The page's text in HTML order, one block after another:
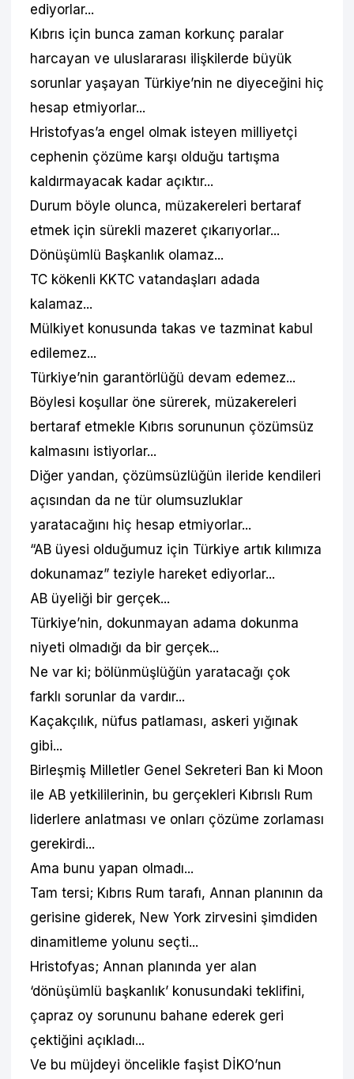
ediyorlar...
Kıbrıs için bunca zaman korkunç paralar
harcayan ve uluslararası ilişkilerde büyük
sorunlar yaşayan Türkiye’nin ne diyeceğini hiç
hesap etmiyorlar...
Hristofyas’a engel olmak isteyen milliyetçi
cephenin çözüme karşı olduğu tartışma
kaldırmayacak kadar açıktır...
Durum böyle olunca, müzakereleri bertaraf
etmek için sürekli mazeret çıkarıyorlar...
Dönüşümlü Başkanlık olamaz...
TC kökenli KKTC vatandaşları adada
kalamaz...
Mülkiyet konusunda takas ve tazminat kabul
edilemez...
Türkiye’nin garantörlüğü devam edemez...
Böylesi koşullar öne sürerek, müzakereleri
bertaraf etmekle Kıbrıs sorununun çözümsüz
kalmasını istiyorlar...
Diğer yandan, çözümsüzlüğün ileride kendileri
açısından da ne tür olumsuzluklar
yaratacağını hiç hesap etmiyorlar...
“AB üyesi olduğumuz için Türkiye artık kılımıza
dokunamaz” teziyle hareket ediyorlar...
AB üyeliği bir gerçek...
Türkiye’nin, dokunmayan adama dokunma
niyeti olmadığı da bir gerçek...
Ne var ki; bölünmüşlüğün yaratacağı çok
farklı sorunlar da vardır...
Kaçakçılık, nüfus patlaması, askeri yığınak
gibi...
Birleşmiş Milletler Genel Sekreteri Ban ki Moon
ile AB yetkililerinin, bu gerçekleri Kıbrıslı Rum
liderlere anlatması ve onları çözüme zorlaması
gerekirdi...
Ama bunu yapan olmadı...
Tam tersi; Kıbrıs Rum tarafı, Annan planının da
gerisine giderek, New York zirvesini şimdiden
dinamitleme yolunu seçti...
Hristofyas; Annan planında yer alan
‘dönüşümlü başkanlık’ konusundaki teklifini,
çapraz oy sorununu bahane ederek geri
çektiğini açıkladı...
Ve bu müjdeyi öncelikle faşist DİKO’nun